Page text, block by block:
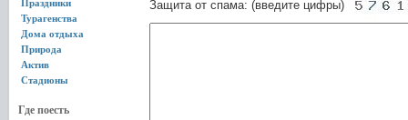
Праздники
Турагенства
Дома отдыха
Природа
Актив
Стадионы
Где поесть
Защита от спама: (введите цифры)